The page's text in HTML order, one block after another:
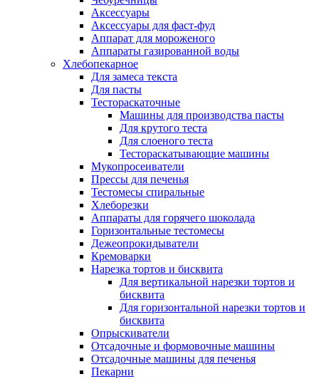
Аксессуары
Аксессуары для фаст-фуд
Аппарат для мороженого
Аппараты газированной воды
Хлебопекарное
Для замеса текста
Для пасты
Тестораскаточные
Машины для производства пасты
Для крутого теста
Для слоеного теста
Тестораскатывающие машины
Мукопросеиватели
Прессы для печенья
Тестомесы спиральные
Хлеборезки
Аппараты для горячего шоколада
Горизонтальные тестомесы
Дежеопрокидыватели
Кремоварки
Нарезка тортов и бисквита
Для вертикальной нарезки тортов и
бисквита
Для горизонтальной нарезки тортов и
бисквита
Опрыскиватели
Отсадочные и формовочные машины
Отсадочные машины для печенья
Пекарни